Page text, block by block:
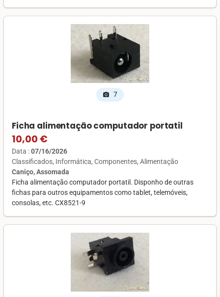
photo_camera 7
Ficha alimentação computador portatil
10,00 €
Data :07/16/2026
Classificados Informática Componentes Alimentação
Caniço, Assomada
Ficha alimentação computador portatil. Disponho de outras
fichas para outros equipamentos como tablet, telemóveis,
consolas, etc. CX8521-9